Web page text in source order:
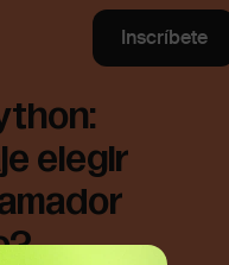
Inscríbete
elegir